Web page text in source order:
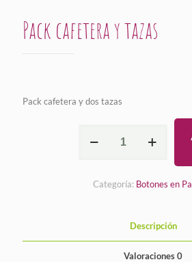
Pack cafetera y tazas
Pack cafetera y dos tazas
cafetera
cantidad
Categoría: Botones en
Descripción
Valoraciones0